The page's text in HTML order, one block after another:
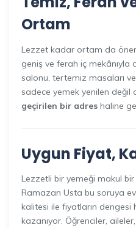
Ortam
Lezzet kadar ortam da
geniş ve ferah iç mekânıyla
salonu, tertemiz masaları
sadece yemek yenilen değil
geçirilen bir adres haline
Uygun Fiyat,
Lezzetli bir yemeği makul
Ramazan Usta bu soruya
kalitesi ile fiyatların
kazanıyor. Öğrenciler,